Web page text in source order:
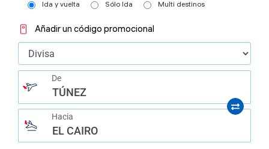
navigate
interact
content.
Ida y vuelta Sólo Ida Multi destinos
Añadir un código promocional
De
TÚNEZ
Hacia
EL CAIRO